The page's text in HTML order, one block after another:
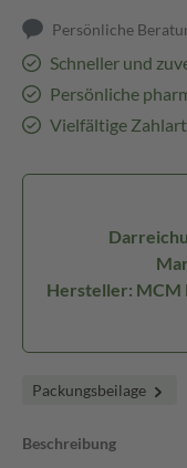
Persönliche
Schneller und
Persönliche
Vielfältige
Hersteller: MCM
Packungsbeilage
Beschreibung